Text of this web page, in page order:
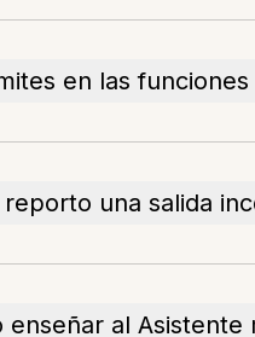
en las
reporto una salida
enseñar al Asistente